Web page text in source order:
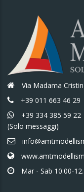
Via Madama
+39 011 663 46 29
+39 334 385 59 22
(Solo messaggi)
Mar - Sab 10.00-